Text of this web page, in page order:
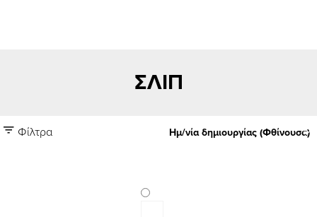
ΣΛΙΠ
Φίλτρα Ημ/νία δημιουργίας (Φθίνουσα)